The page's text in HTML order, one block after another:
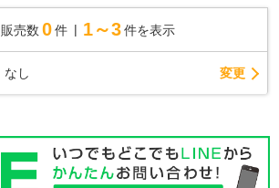
販売数 0 件 1～3 件を表示
なし 変更